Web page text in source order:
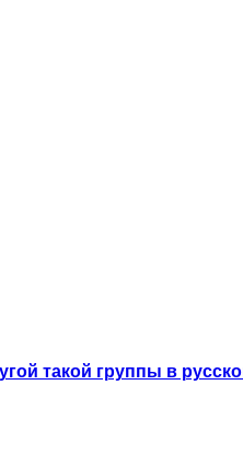
такой группы в